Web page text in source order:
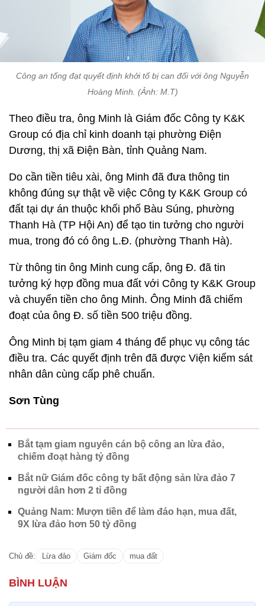
Công an tống đạt quyết định khởi tố bị can đối với ông Nguyễn
Hoàng Minh. (Ảnh: M.T)
Theo điều tra, ông Minh là Giám đốc Công ty K&K
Group có địa chỉ kinh doanh tại phường Điện
Dương, thị xã Điện Bàn, tỉnh Quảng Nam.
Do cần tiền tiêu xài, ông Minh đã đưa thông tin
không đúng sự thật về việc Công ty K&K Group có
đất tại dự án thuộc khối phố Bàu Súng, phường
Thanh Hà (TP Hội An) để tạo tin tưởng cho người
mua, trong đó có ông L.Đ. (phường Thanh Hà).
Từ thông tin ông Minh cung cấp, ông Đ. đã tin
tưởng ký hợp đồng mua đất với Công ty K&K Group
và chuyển tiền cho ông Minh. Ông Minh đã chiếm
đoạt của ông Đ. số tiền 500 triệu đồng.
Ông Minh bị tạm giam 4 tháng để phục vụ công tác
điều tra. Các quyết định trên đã được Viện kiểm sát
nhân dân cùng cấp phê chuẩn.
Sơn Tùng
Bắt tạm giam nguyên cán bộ công an lừa đảo,
chiếm đoạt hàng tỷ đồng
Bắt nữ Giám đốc công ty bất động sản lừa đảo 7
người dân hơn 2 tỉ đồng
Quảng Nam: Mượn tiền để làm đáo hạn, mua đất,
9X lừa đảo hơn 50 tỷ đồng
Chủ đề: Lừa đảo Giám đốc mua đất